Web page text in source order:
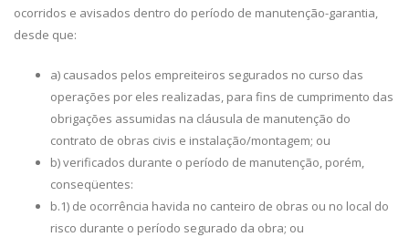
ocorridos e avisados dentro do período de manutenção-garantia,
desde que:
a) causados pelos empreiteiros segurados no curso das
operações por eles realizadas, para fins de cumprimento das
obrigações assumidas na cláusula de manutenção do
contrato de obras civis e instalação/montagem; ou
b) verificados durante o período de manutenção, porém,
conseqüentes:
b.1) de ocorrência havida no canteiro de obras ou no local do
risco durante o período segurado da obra; ou